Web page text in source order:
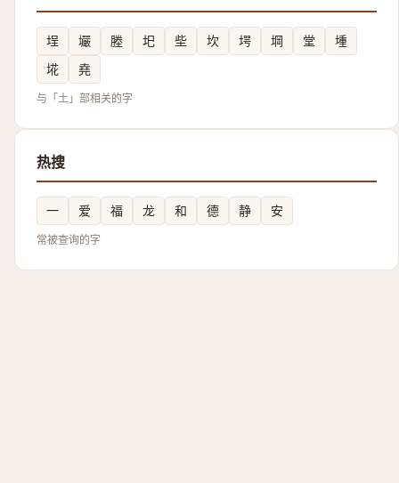
埕 壧 塍 圯 㘹 坎 堮 堈 堂
堹
埖
堯
与「土」部相关的字
热搜
一 爱 福 龙 和 德 静 安
常被查询的字